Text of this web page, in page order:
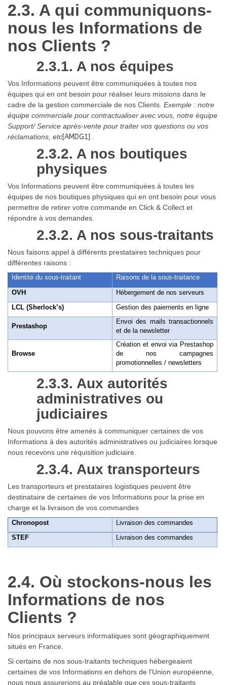
2.3. A qui communiquons-
nous les Informations de
nos Clients ?
2.3.1. A nos équipes
Vos Informations peuvent être communiquées à toutes nos
équipes qui en ont besoin pour réaliser leurs missions dans le
cadre de la gestion commerciale de nos Clients. Exemple : notre
équipe commerciale pour contractualiser avec vous, notre équipe
Support/ Service après-vente pour traiter vos questions ou vos
réclamations, etc[AMDG1]
2.3.2. A nos boutiques
physiques
Vos Informations peuvent être communiquées à toutes les
équipes de nos boutiques physiques qui en ont besoin pour vous
permettre de retirer votre commande en Click & Collect et
répondre à vos demandes.
2.3.2. A nos sous-traitants
Nous faisons appel à différents prestataires techniques pour
différentes raisons :
Identité du sous-traitant
Raisons de la sous-traitance
OVH
Hébergement de nos serveurs
LCL (Sherlock’s)
Gestion des paiements en ligne
Prestashop
Envoi des mails transactionnels
et de la newsletter
Browse
Création et envoi via Prestashop
de nos campagnes
promotionnelles / newsletters
2.3.3. Aux autorités
administratives ou
judiciaires
Nous pouvons être amenés à communiquer certaines de vos
Informations à des autorités administratives ou judiciaires lorsque
nous recevons une réquisition judiciaire.
2.3.4. Aux transporteurs
Les transporteurs et prestataires logistiques peuvent être
destinataire de certaines de vos Informations pour la prise en
charge et la livraison de vos commandes
Chronopost
Livraison des commandes
STEF
Livraison des commandes
2.4. Où stockons-nous les
Informations de nos
Clients ?
Nos principaux serveurs informatiques sont géographiquement
situés en France.
Si certains de nos sous-traitants techniques hébergeaient
certaines de vos Informations en dehors de l'Union européenne,
nous nous assurerions au préalable que ces sous-traitants